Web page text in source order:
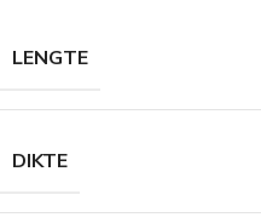
LENGTE
DIKTE